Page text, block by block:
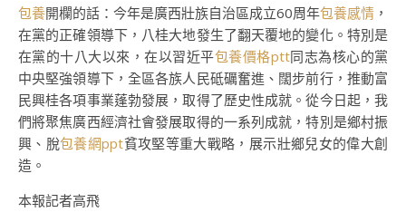
包養開欄的話：今年是廣西壯族自治區成立60周年包養感情 ，
在黨的正確領導下，八桂大地發生了翻天覆地的變化。特別是
在黨的十八大以來，在以習近平包養價格ptt同志為核心的黨
中央堅強領導下，全區各族人民砥礪奮進、闊步前行，推動富
民興桂各項事業蓬勃發展，取得了歷史性成就。從今日起，我
們將聚焦廣西經濟社會發展取得的一系列成就，特別是鄉村振
興、脫包養網ppt貧攻堅等重大戰略，展示壯鄉兒女的偉大創
造。
本報記者高飛